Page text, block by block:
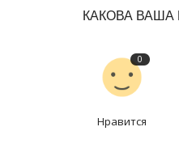
КАКОВА ВАША
0
Нравится
из